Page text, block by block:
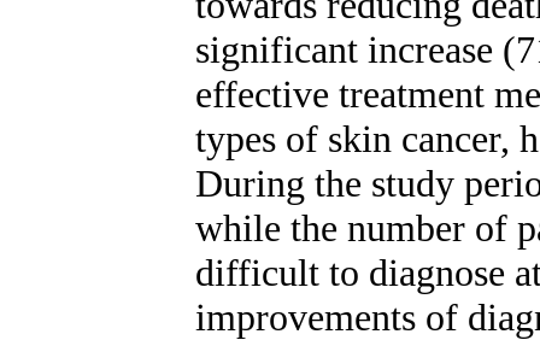
significant increase
effective treatment
types of skin cancer,
During the study
while the number of
difficult to diagnose
improvements of